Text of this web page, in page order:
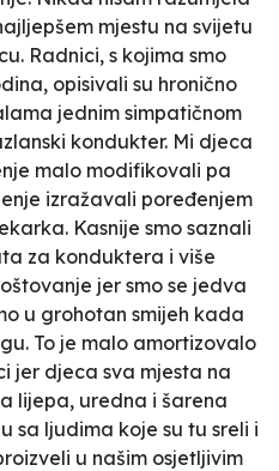
mjestu na svijetu
Radnici, s kojima smo
opisivali su hronično
jednim simpatičnom
kondukter. Mi djeca
malo modifikovali pa
izražavali poređenjem
Kasnije smo saznali
za konduktera i više
jer smo se jedva
u grohotan smijeh kada
To je malo amortizovalo
jer djeca sva mjesta na
lijepa, uredna i šarena
sa ljudima koje su tu sreli i
u našim osjetljivim